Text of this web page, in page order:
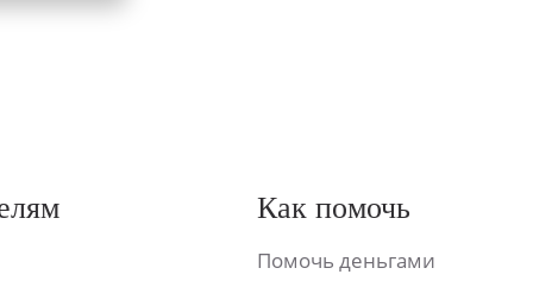
Как помочь
Помочь деньгами